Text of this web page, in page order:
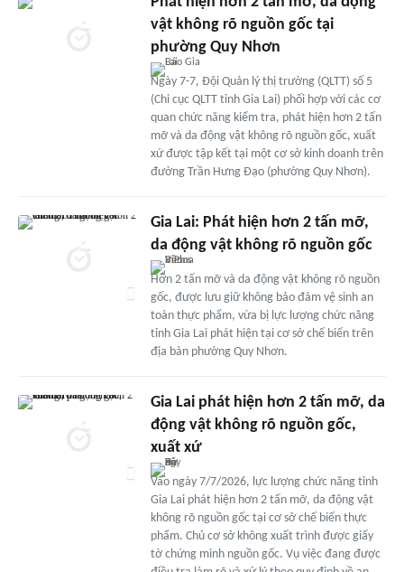
vật không rõ nguồn gốc tại
phường Quy Nhơn
Ngày 7-7, Đội Quản lý thị trường (QLTT) số 5
(Chi cục QLTT tỉnh Gia Lai) phối hợp với các cơ
quan chức năng kiểm tra, phát hiện hơn 2 tấn
mỡ và da động vật không rõ nguồn gốc, xuất
xứ được tập kết tại một cơ sở kinh doanh trên
đường Trần Hưng Đạo (phường Quy Nhơn).
Gia Lai: Phát hiện hơn 2 tấn mỡ,
da động vật không rõ nguồn gốc
Hơn 2 tấn mỡ và da động vật không rõ nguồn
gốc, được lưu giữ không bảo đảm vệ sinh an
toàn thực phẩm, vừa bị lực lượng chức năng
tỉnh Gia Lai phát hiện tại cơ sở chế biến trên
địa bàn phường Quy Nhơn.
Gia Lai phát hiện hơn 2 tấn mỡ, da
động vật không rõ nguồn gốc,
xuất xứ
Vào ngày 7/7/2026, lực lượng chức năng tỉnh
Gia Lai phát hiện hơn 2 tấn mỡ, da động vật
không rõ nguồn gốc tại cơ sở chế biến thực
phẩm. Chủ cơ sở không xuất trình được giấy
tờ chứng minh nguồn gốc. Vụ việc đang được